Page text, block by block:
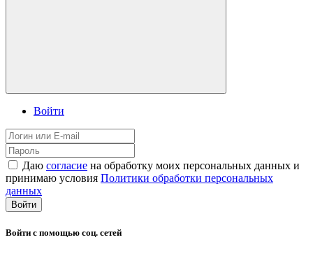
Войти
Даю согласие на обработку моих персональных данных и
принимаю условия Политики обработки персональных
данных
Войти
Войти с помощью соц. сетей